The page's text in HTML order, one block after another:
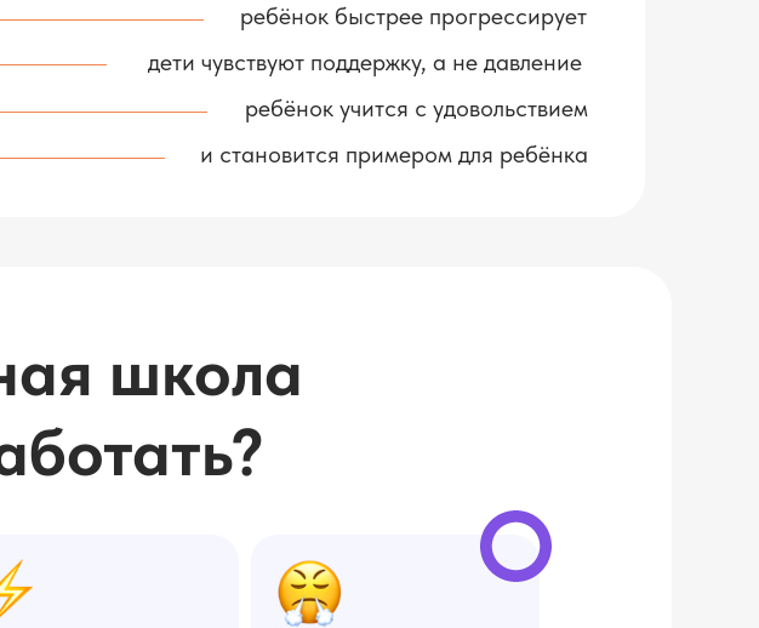
и становится примером для ребёнка
ребёнок учится с удовольствием
дети чувствуют поддержку, а не давление
ребёнок быстрее прогрессирует
школа